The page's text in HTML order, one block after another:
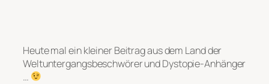
Heute mal ein kleiner Beitrag aus dem Land der
Weltuntergangsbeschwörer und Dystopie-Anhänger
…